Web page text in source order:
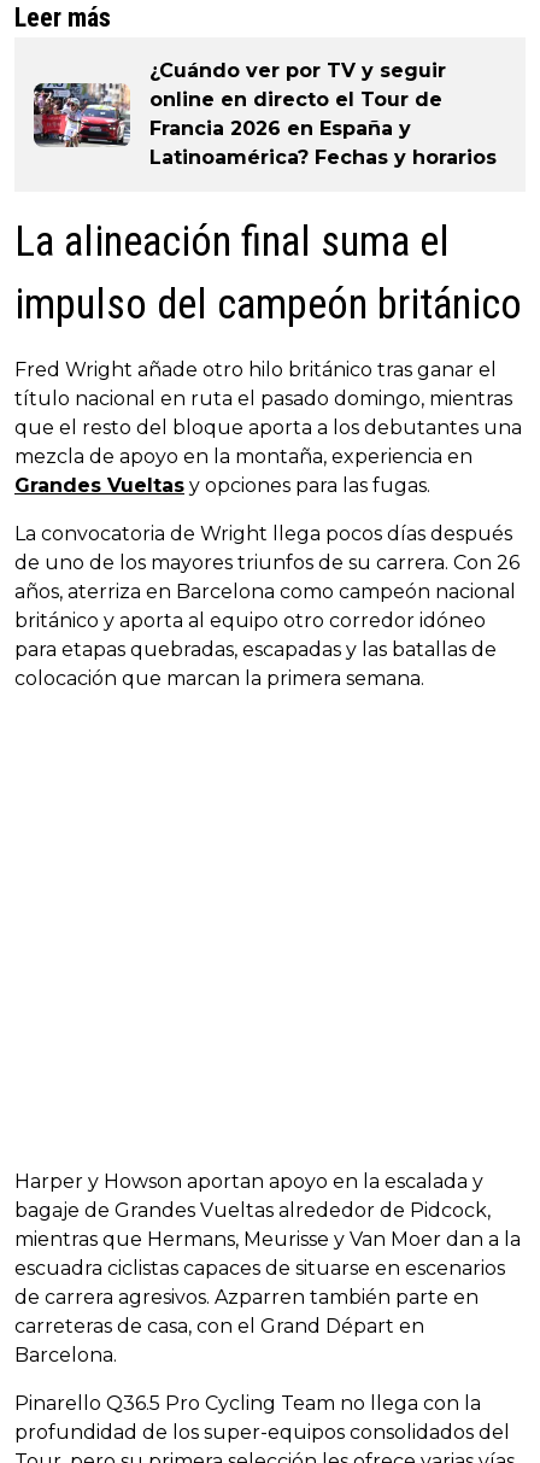
Leer más
¿Cuándo ver por TV y seguir
online en directo el Tour de
Francia 2026 en España y
Latinoamérica? Fechas y horarios
La alineación final suma el
impulso del campeón británico
Fred Wright añade otro hilo británico tras ganar el
título nacional en ruta el pasado domingo, mientras
que el resto del bloque aporta a los debutantes una
mezcla de apoyo en la montaña, experiencia en
Grandes Vueltas y opciones para las fugas.
La convocatoria de Wright llega pocos días después
de uno de los mayores triunfos de su carrera. Con 26
años, aterriza en Barcelona como campeón nacional
británico y aporta al equipo otro corredor idóneo
para etapas quebradas, escapadas y las batallas de
colocación que marcan la primera semana.
Harper y Howson aportan apoyo en la escalada y
bagaje de Grandes Vueltas alrededor de Pidcock,
mientras que Hermans, Meurisse y Van Moer dan a la
escuadra ciclistas capaces de situarse en escenarios
de carrera agresivos. Azparren también parte en
carreteras de casa, con el Grand Départ en
Barcelona.
Pinarello Q36.5 Pro Cycling Team no llega con la
profundidad de los super-equipos consolidados del